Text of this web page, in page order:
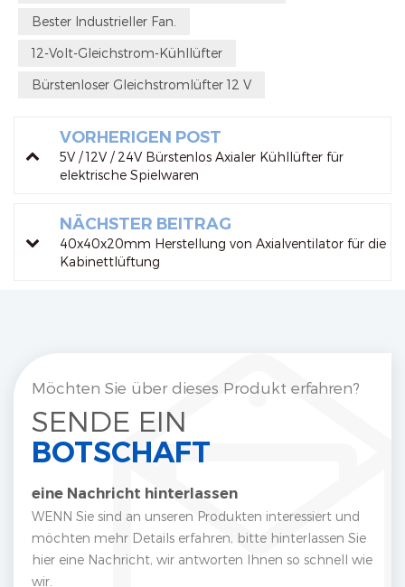
Bester Industrieller Fan.
12-Volt-Gleichstrom-Kühllüfter
Bürstenloser Gleichstromlüfter 12 V
VORHERIGEN POST
5V / 12V / 24V Bürstenlos Axialer Kühllüfter für
elektrische Spielwaren
NÄCHSTER BEITRAG
40x40x20mm Herstellung von Axialventilator für die
Kabinettlüftung
Möchten Sie über dieses Produkt erfahren?
SENDE EIN
BOTSCHAFT
eine Nachricht hinterlassen
WENN Sie sind an unseren Produkten interessiert und
möchten mehr Details erfahren, bitte hinterlassen Sie
hier eine Nachricht, wir antworten Ihnen so schnell wie
wir.